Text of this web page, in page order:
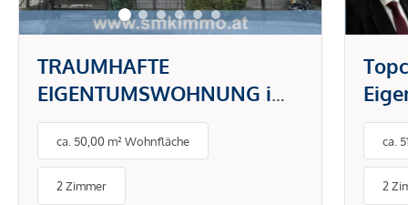
TRAUMHAFTE
EIGENTUMSWOHNUNG im
Stadtzentrum!
ca. 50,00 m² Wohnfläche
2 Zimmer
ca.
2